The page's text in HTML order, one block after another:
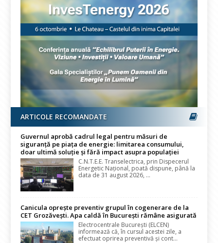
ARTICOLE RECOMANDATE
Guvernul aprobă cadrul legal pentru măsuri de
siguranță pe piața de energie: limitarea consumului,
doar ultimă soluție și fără impact asupra populației
C.N.T.E.E. Transelectrica, prin Dispecerul
Energetic Național, poată dispune, până la
data de 31 august 2026, ...
Canicula oprește preventiv grupul în cogenerare de la
CET Grozăvești. Apa caldă în București rămâne asigurată
Electrocentrale București (ELCEN)
informează că, în cursul acestei zile, a
efectuat oprirea preventivă și cont...